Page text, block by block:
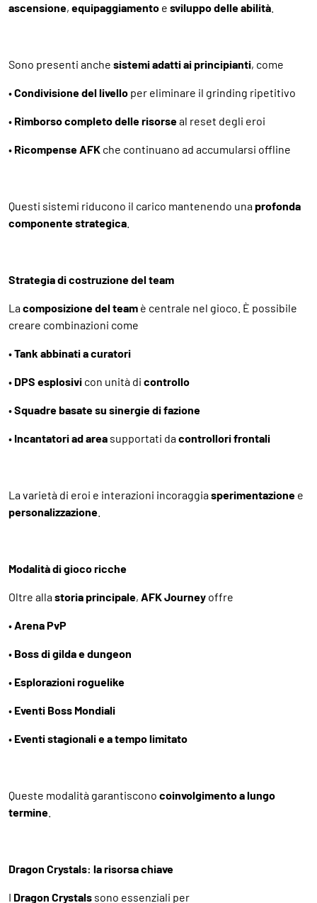
ascensione, equipaggiamento e sviluppo delle abilità
Sono presenti anche sistemi adatti ai principianti, come
•Condivisione del livello per eliminare il grinding ripetitivo
• Rimborso completo delle risorseal reset degli eroi
• Ricompense AFK che continuano ad accumularsi offline
Questi sistemi riducono il carico mantenendo unaprofonda
componente strategica
Strategia di costruzione del team
Lacomposizione del team è centrale nel gioco. È possibile
creare combinazioni come
•Tank abbinati a curatori
• DPS esplosivi con unità di controllo
•Squadre basate su sinergie di fazione
• Incantatori ad area supportati dacontrollori frontali
La varietà di eroi e interazioni incoraggiasperimentazione e
personalizzazione
Modalità di gioco ricche
Oltre allastoria principale, AFK Journey offre
•Arena PvP
• Boss di gilda e dungeon
• Esplorazioni roguelike
• Eventi Boss Mondiali
• Eventi stagionali e a tempo limitato
Queste modalità garantiscono coinvolgimento a lungo
termine
Dragon Crystals: la risorsa chiave
I Dragon Crystals sono essenziali per